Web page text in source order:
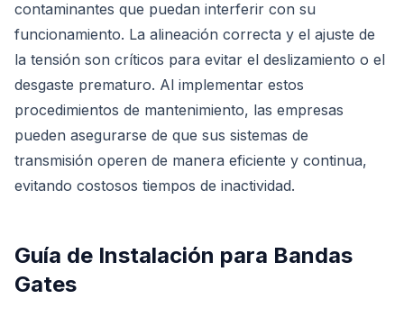
contaminantes que puedan interferir con su
funcionamiento. La alineación correcta y el ajuste de
la tensión son críticos para evitar el deslizamiento o el
desgaste prematuro. Al implementar estos
procedimientos de mantenimiento, las empresas
pueden asegurarse de que sus sistemas de
transmisión operen de manera eficiente y continua,
evitando costosos tiempos de inactividad.
Guía de Instalación para Bandas
Gates